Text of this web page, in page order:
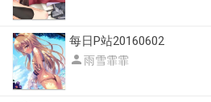
每日P站20160602
雨雪霏霏